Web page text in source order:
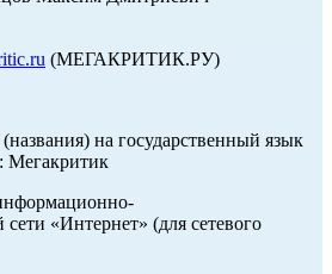
(МЕГАКРИТИК.РУ)
на государственный язык
Мегакритик
«Интернет» (для сетевого